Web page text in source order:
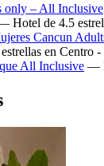
only – All Inclusive
Hotel de 4.5
Cancun
en Centro -
All Inclusive —